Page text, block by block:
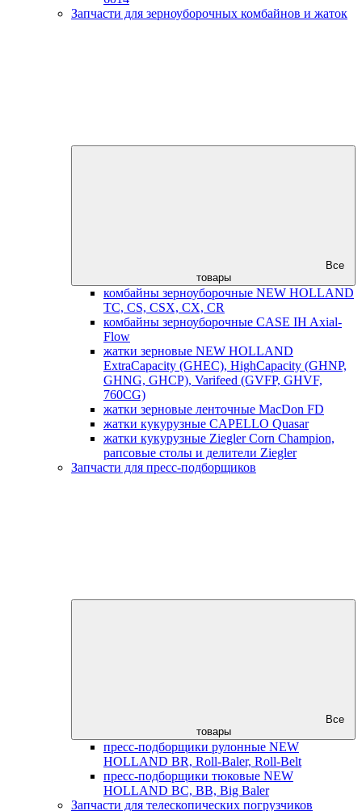
Запчасти для зерноуборочных комбайнов и жаток
Все
товары
комбайны зерноуборочные NEW HOLLAND
TC, CS, CSX, CX, CR
комбайны зерноуборочные CASE IH Axial-
Flow
жатки зерновые NEW HOLLAND
ExtraCapacity (GHEC), HighCapacity (GHNP,
GHNG, GHCP), Varifeed (GVFP, GHVF,
760CG)
жатки зерновые ленточные MacDon FD
жатки кукурузные CAPELLO Quasar
жатки кукурузные Ziegler Corn Champion,
рапсовые столы и делители Ziegler
Запчасти для пресс-подборщиков
Все
товары
пресс-подборщики рулонные NEW
HOLLAND BR, Roll-Baler, Roll-Belt
пресс-подборщики тюковые NEW
HOLLAND BC, BB, Big Baler
Запчасти для телескопических погрузчиков